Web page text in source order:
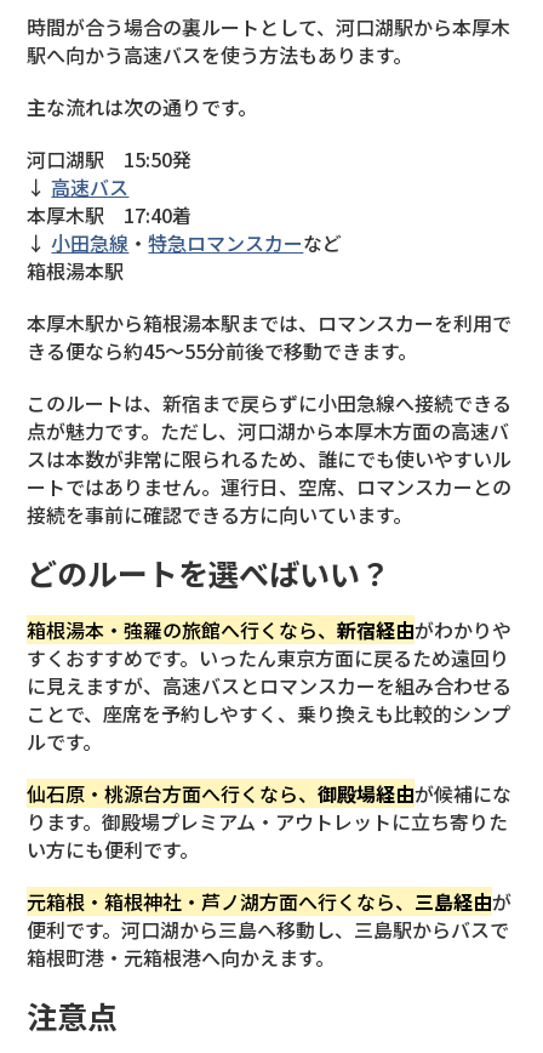
時間が合う場合の裏ルートとして、河口湖駅から本厚木
駅へ向かう高速バスを使う方法もあります。
主な流れは次の通りです。
河口湖駅 15:50発
↓高速バス
本厚木駅 17:40着
↓小田急線 ・特急ロマンスカーなど
箱根湯本駅
本厚木駅から箱根湯本駅までは、ロマンスカーを利用で
きる便なら約45〜55分前後で移動できます。
このルートは、新宿まで戻らずに小田急線へ接続できる
点が魅力です。ただし、河口湖から本厚木方面の高速バ
スは本数が非常に限られるため、誰にでも使いやすいル
ートではありません。運行日、空席、ロマンスカーとの
接続を事前に確認できる方に向いています。
どのルートを選べばいい？
箱根湯本・強羅の旅館へ行くなら、新宿経由がわかりや
すくおすすめです。いったん東京方面に戻るため遠回り
に見えますが、高速バスとロマンスカーを組み合わせる
ことで、座席を予約しやすく、乗り換えも比較的シンプ
ルです。
仙石原・桃源台方面へ行くなら、御殿場経由が候補にな
ります。御殿場プレミアム・アウトレットに立ち寄りた
い方にも便利です。
元箱根・箱根神社・芦ノ湖方面へ行くなら、 三島経由が
便利です。河口湖から三島へ移動し、三島駅からバスで
箱根町港・元箱根港へ向かえます。
注意点